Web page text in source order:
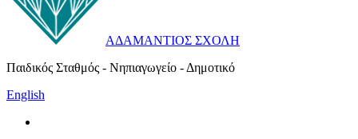
ΑΔΑΜΑΝΤΙΟΣ ΣΧΟΛΗ
Παιδικός Σταθμός - Νηπιαγωγείο - Δημοτικό
English